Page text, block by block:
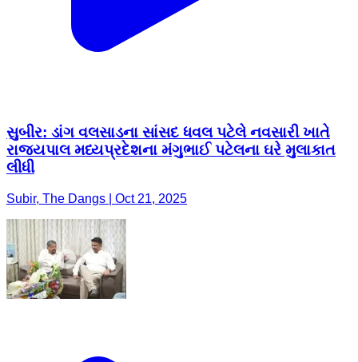
સુબીર: ડાંગ વલસાડના સાંસદ ધવલ પટેલે નવસારી ખાતે
રાજ્યપાલ મધ્યપ્રદેશના મંગુભાઈ પટેલના ઘરે મુલાકાત
લીધી
Subir, The Dangs | Oct 21, 2025